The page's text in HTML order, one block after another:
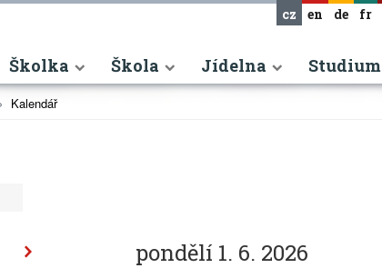
cz en de fr
Školka Škola Jídelna Studium
Kalendář
pondělí 1. 6. 2026